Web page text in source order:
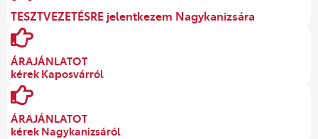
TESZTVEZETÉSRE jelentkezem Nagykanizsára
ÁRAJÁNLATOT
kérek Kaposvárról
ÁRAJÁNLATOT
kérek Nagykanizsáról